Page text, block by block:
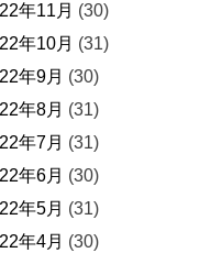
年11月 (30)
年10月 (31)
年9月 (30)
年8月 (31)
年7月 (31)
年6月 (30)
年5月 (31)
年4月 (30)